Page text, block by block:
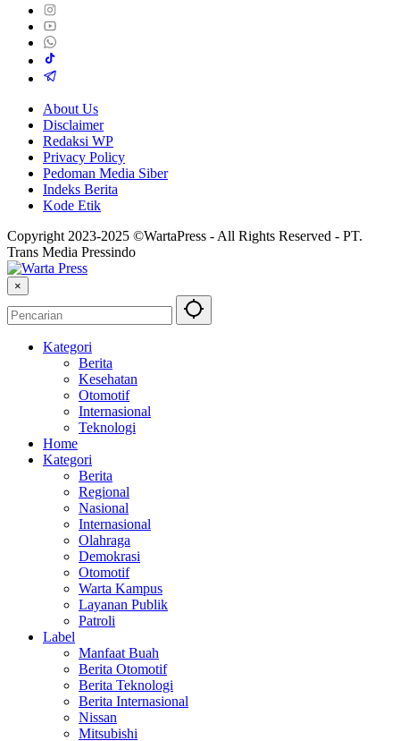
About Us
Disclaimer
Redaksi WP
Privacy Policy
Pedoman Media Siber
Indeks Berita
Kode Etik
Copyright 2023-2025 ©WartaPress - All Rights Reserved - PT.
Trans Media Pressindo
×
Kategori
Berita
Kesehatan
Otomotif
Internasional
Teknologi
Home
Kategori
Berita
Regional
Nasional
Internasional
Olahraga
Demokrasi
Otomotif
Warta Kampus
Layanan Publik
Patroli
Label
Manfaat Buah
Berita Otomotif
Berita Teknologi
Berita Internasional
Nissan
Mitsubishi